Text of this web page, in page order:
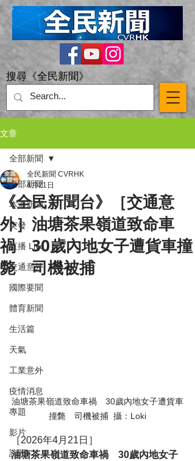
搜尋《全民新聞》
文章
全部新聞
本港新聞
突發
直播 Live
交通意外
國際要聞
體育新聞
生活篇
天氣
工業意外
疫情消息
專題
影片
訪問
全部新聞
《全民新聞台》［交通意
外］油塘茶果嶺道致命車
禍 30歲內地女子遭貨車撞
斃 司機被捕
全民新聞 CVRHK
4月21日
油塘茶果嶺道致命車禍　30歲內地女子遭貨車
撞斃　司機被捕  攝：Loki
［2026年4月21日］
油塘茶果嶺道致命車禍　30歲內地女子